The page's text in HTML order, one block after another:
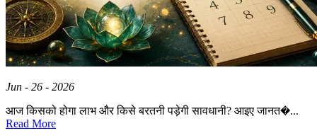
Jun - 26 - 2026
आज किसको होगा लाभ और किसे बरतनी पड़ेगी सावधानी? आइए जानत�...
Read More